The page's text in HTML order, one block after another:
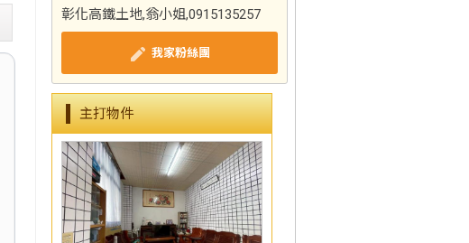
彰化高鐵土地,翁小姐,0915135257
我家粉絲團
主打物件